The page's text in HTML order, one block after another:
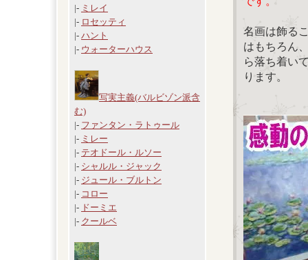
|- ミレイ
|- ロセッティ
|- ハント
|- ウォーターハウス
写実主義(バルビゾン派含
む)
|- ファンタン・ラトゥール
|- ミレー
|- テオドール・ルソー
|- シャルル・ジャック
|- ジュール・ブルトン
|- コロー
|- ドーミエ
|- クールベ
名画は飾る
はもちろん
ら落ち着い
ります。